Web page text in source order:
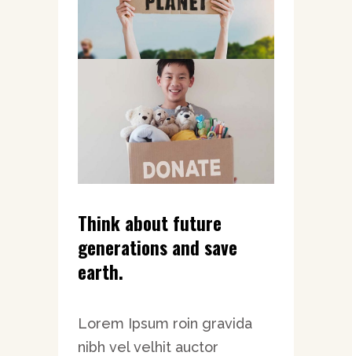
Think about future
generations and save
earth.
Lorem Ipsum roin gravida
nibh vel velhit auctor